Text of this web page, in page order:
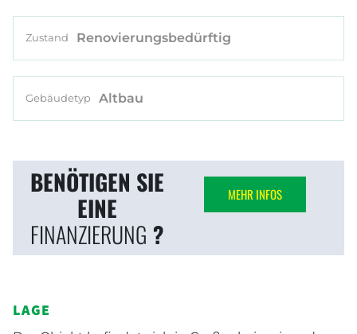
Zustand Renovierungsbedürftig
Gebäudetyp Altbau
BENÖTIGEN SIE
EINE
FINANZIERUNG ?
MEHR INFOS
LAGE